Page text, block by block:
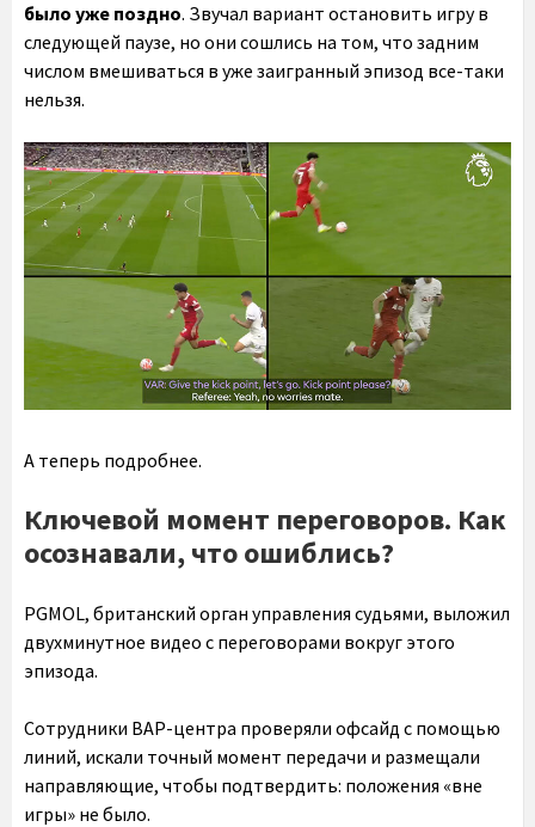
было уже поздно. Звучал вариант остановить игру в
следующей паузе, но они сошлись на том, что задним
числом вмешиваться в уже заигранный эпизод все-таки
нельзя.
А теперь подробнее.
Ключевой момент переговоров. Как
осознавали, что ошиблись?
PGMOL, британский орган управления судьями, выложил
двухминутное видео с переговорами вокруг этого
эпизода.
Сотрудники ВАР-центра проверяли офсайд с помощью
линий, искали точный момент передачи и размещали
направляющие, чтобы подтвердить: положения «вне
игры» не было.